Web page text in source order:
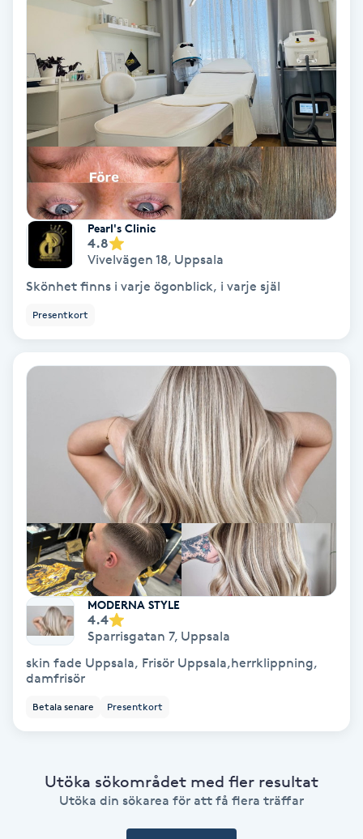
Megavolymfransar
Melasma
MicroPen
Microshading
Mixfransar
Nagelförlängning glasfiber
Nagelförlängning silke
Nagelförstärkning
Nagelklippning
Nagelsvamp
Nageltrång
Nagelvård
Naglar reparation
Pearl's Clinic
4.8
Vivelvägen 18, Uppsala
Skönhet finns i varje ögonblick, i varje själ
Presentkort
MODERNA STYLE
4.4
Sparrisgatan 7, Uppsala
skin fade Uppsala, Frisör Uppsala,herrklippning,
damfrisör
Betala senare Presentkort
Utöka sökområdet med fler resultat
Utöka din sökarea för att få flera träffar